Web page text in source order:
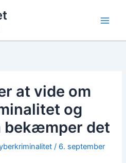
at vide om
og
bekæmper det
/ 6. september